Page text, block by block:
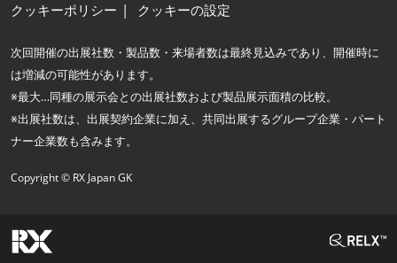
クッキーポリシー
クッキーの設定
次回開催の出展社数・製品数・来場者数は最終見込みであり、開催時に
は増減の可能性があります。
※最大…同種の展示会との出展社数および製品展示面積の比較。
※出展社数は、出展契約企業に加え、共同出展するグループ企業・パート
ナー企業数も含みます。
Copyright © RX Japan GK